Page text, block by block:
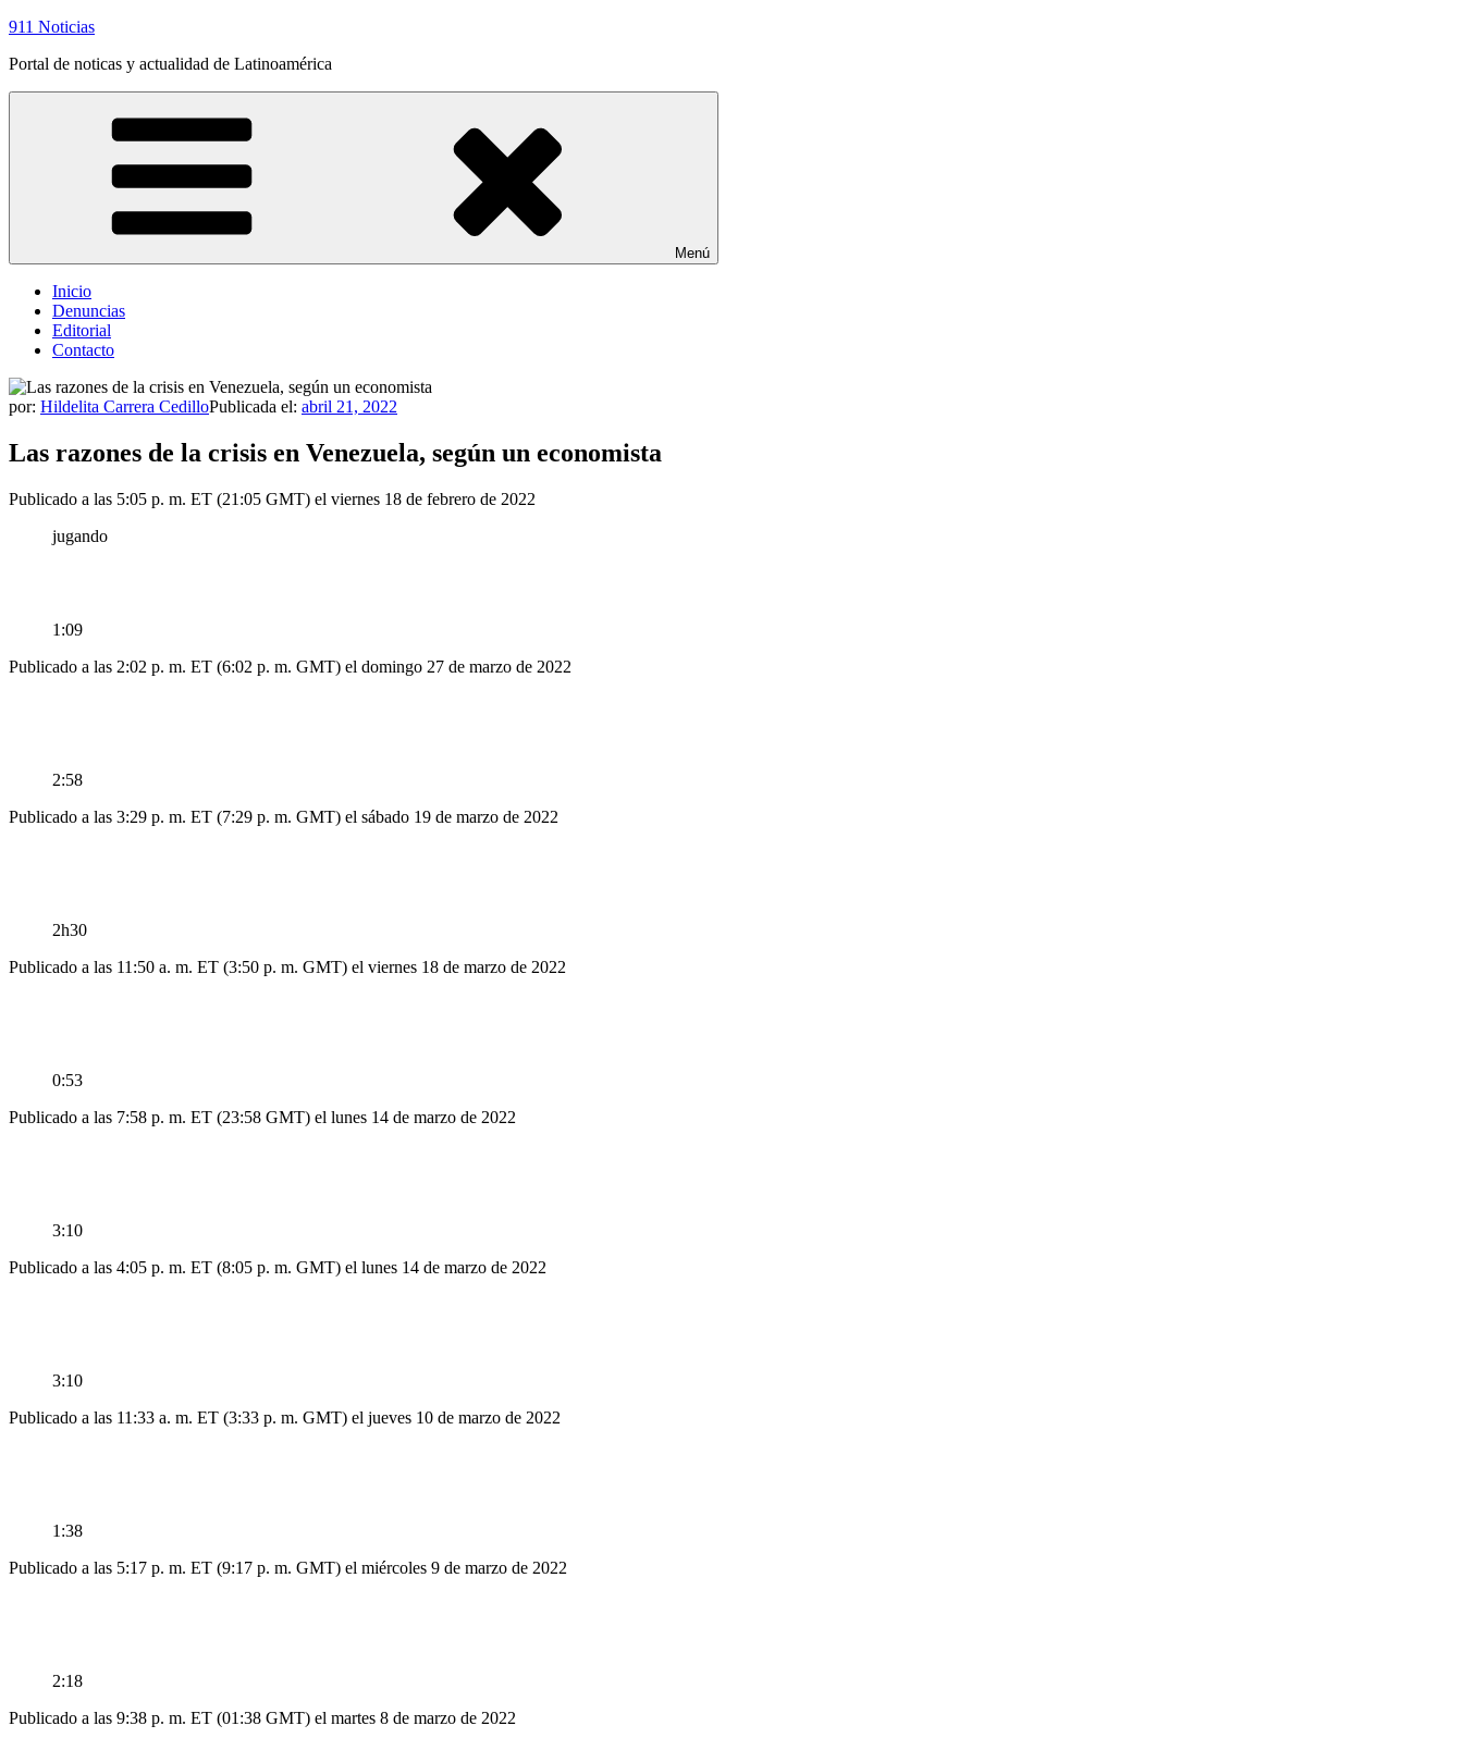
Saltar
contenido
911 Noticias
Portal de noticas y actualidad de Latinoamérica
Menú
Inicio
Denuncias
Editorial
Contacto
por: Hildelita Carrera CedilloPublicada el: abril 21, 2022
Las razones de la crisis en Venezuela, según un economista
Publicado a las 5:05 p. m. ET (21:05 GMT) el viernes 18 de febrero de 2022
jugando
1:09
Publicado a las 2:02 p. m. ET (6:02 p. m. GMT) el domingo 27 de marzo de 2022
2:58
Publicado a las 3:29 p. m. ET (7:29 p. m. GMT) el sábado 19 de marzo de 2022
2h30
Publicado a las 11:50 a. m. ET (3:50 p. m. GMT) el viernes 18 de marzo de 2022
0:53
Publicado a las 7:58 p. m. ET (23:58 GMT) el lunes 14 de marzo de 2022
3:10
Publicado a las 4:05 p. m. ET (8:05 p. m. GMT) el lunes 14 de marzo de 2022
3:10
Publicado a las 11:33 a. m. ET (3:33 p. m. GMT) el jueves 10 de marzo de 2022
1:38
Publicado a las 5:17 p. m. ET (9:17 p. m. GMT) el miércoles 9 de marzo de 2022
2:18
Publicado a las 9:38 p. m. ET (01:38 GMT) el martes 8 de marzo de 2022